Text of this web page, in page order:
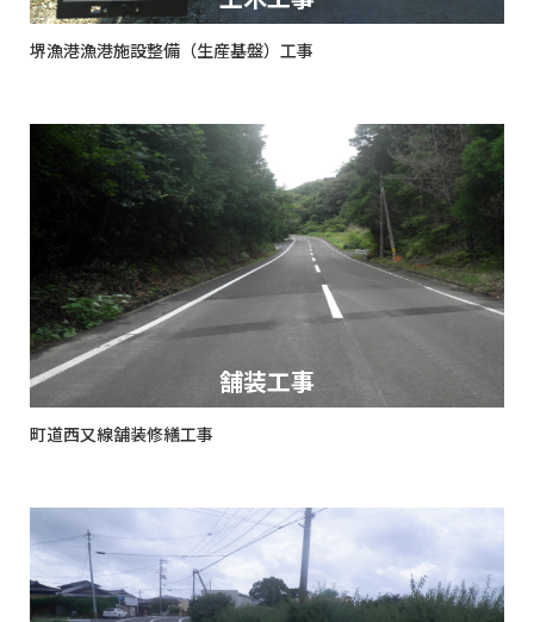
堺漁港漁港施設整備（生産基盤）工事
舗装工事
町道西又線舗装修繕工事